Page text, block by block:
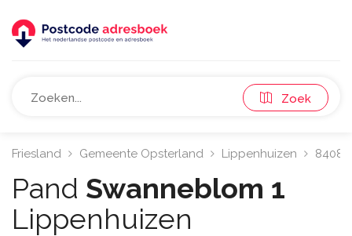
Zoek
Friesland Gemeente Opsterland Lippenhuizen 8408
Pand Swanneblom 1
Lippenhuizen